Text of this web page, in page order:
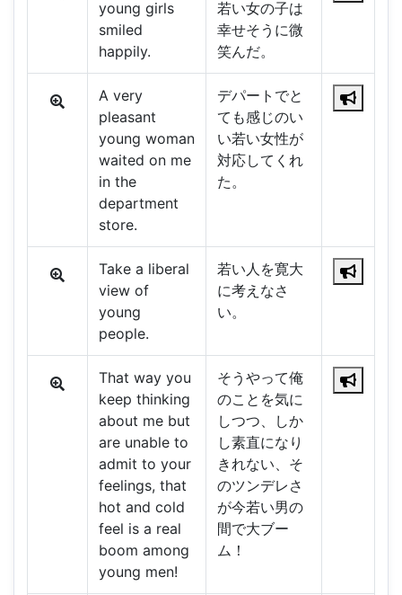
young girls
smiled
happily.
若い女の子は
幸せそうに微
笑んだ。
A very
pleasant
young woman
waited on me
in the
department
store.
デパートでと
ても感じのい
い若い女性が
対応してくれ
た。
Take a liberal
view of
young
people.
若い人を寛大
に考えなさ
い。
That way you
keep thinking
about me but
are unable to
admit to your
feelings, that
hot and cold
feel is a real
boom among
young men!
そうやって俺
のことを気に
しつつ、しか
し素直になり
きれない、そ
のツンデレさ
が今若い男の
間で大ブー
ム！